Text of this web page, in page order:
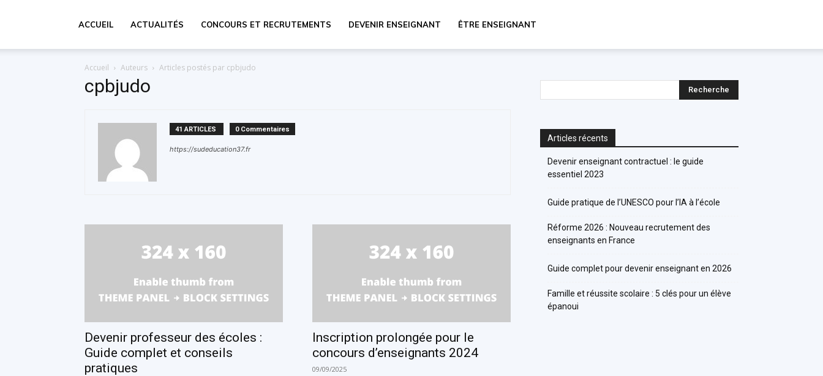
ACCUEIL ACTUALITÉS CONCOURS ET RECRUTEMENTS DEVENIR ENSEIGNANT ÊTRE ENSEIGNANT
Accueil Auteurs Articles postés par cpbjudo
cpbjudo
41 ARTICLES 0 Commentaires
https://sudeducation37.fr
Devenir professeur des écoles :
Guide complet et conseils
pratiques
Inscription prolongée pour le
concours d’enseignants 2024
09/09/2025
Articles récents
Devenir enseignant contractuel : le guide
essentiel 2023
Guide pratique de l’UNESCO pour l’IA à l’école
Réforme 2026 : Nouveau recrutement des
enseignants en France
Guide complet pour devenir enseignant en 2026
Famille et réussite scolaire : 5 clés pour un élève
épanoui